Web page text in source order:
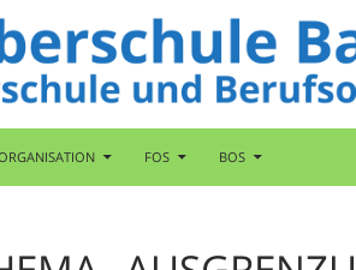
FOS BOS